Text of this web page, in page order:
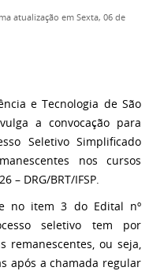
atualização em Sexta, 06 de
e Tecnologia de São
a convocação para
Seletivo Simplificado
nos cursos
– DRG/BRT/IFSP.
no item 3 do Edital nº
seletivo tem por
remanescentes, ou seja,
após a chamada regular